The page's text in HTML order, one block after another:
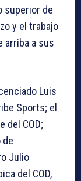
superior de
y el trabajo
arriba a sus
Luis
Sports; el
del COD;
de
Julio
del COD,